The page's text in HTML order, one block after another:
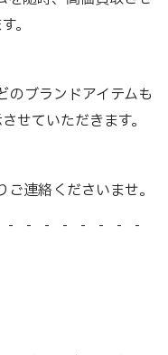
。
のブランドアイテムも
せていただきます。
連絡くださいませ。
- - - - - - -